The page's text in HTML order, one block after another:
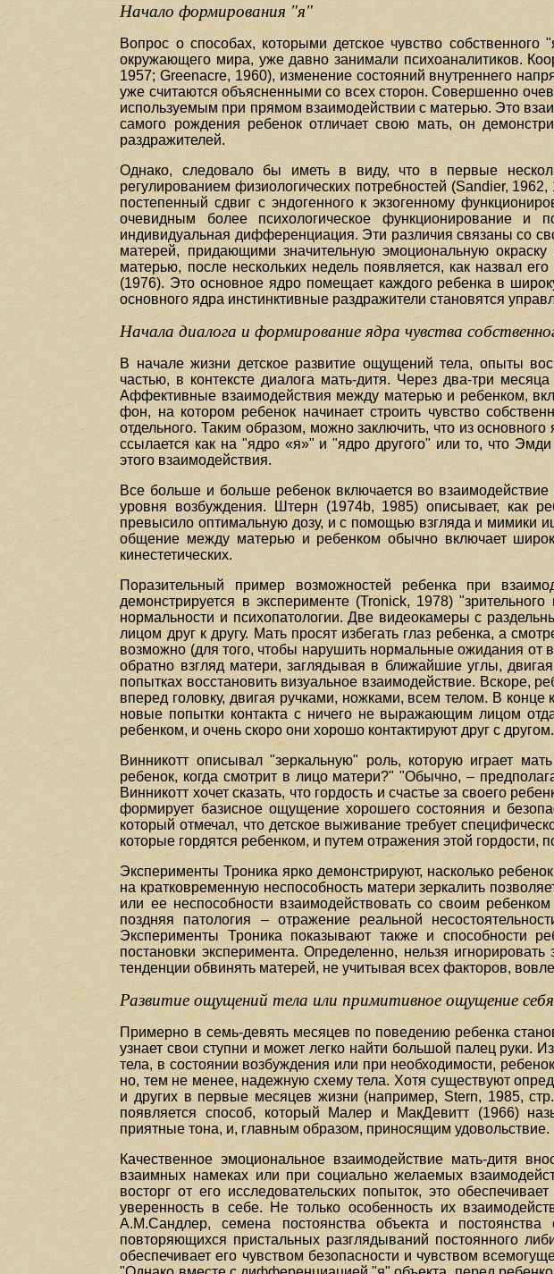
Начало формирования "я"
Вопрос о способах, которыми детское чувство
окружающего мира, уже давно занимали психоаналитиков.
1957; Greenacre, 1960), изменение состояний внутреннего
уже считаются объясненными со всех сторон. Совершенно
используемым при прямом взаимодействии с матерью. Это
самого рождения ребенок отличает свою мать, он
раздражителей.
Однако, следовало бы иметь в виду, что в первые
регулированием физиологических потребностей (Sandier,
постепенный сдвиг с эндогенного к экзогенному
очевидным более психологическое функционирование и
индивидуальная дифференциация. Эти различия связаны со
матерей, придающими значительную эмоциональную
матерью, после нескольких недель появляется, как назвал
(1976). Это основное ядро помещает каждого ребенка в
основного ядра инстинктивные раздражители становятся
Начала диалога и формирование ядра чувства
В начале жизни детское развитие ощущений тела, опыты
частью, в контексте диалога мать-дитя. Через два-три
Аффективные взаимодействия между матерью и ребенком,
фон, на котором ребенок начинает строить чувство
отдельного. Таким образом, можно заключить, что из
ссылается как на "ядро «я»" и "ядро другого" или то, что
этого взаимодействия.
Все больше и больше ребенок включается во
уровня возбуждения. Штерн (1974b, 1985) описывает, как
превысило оптимальную дозу, и с помощью взгляда и мимики
общение между матерью и ребенком обычно включает
кинестетических.
Поразительный пример возможностей ребенка при
демонстрируется в эксперименте (Tronick, 1978)
нормальности и психопатологии. Две видеокамеры с
лицом друг к другу. Мать просят избегать глаз ребенка, а
возможно (для того, чтобы нарушить нормальные ожидания от
обратно взгляд матери, заглядывая в ближайшие углы,
попытках восстановить визуальное взаимодействие. Вскоре,
вперед головку, двигая ручками, ножками, всем телом. В
новые попытки контакта с ничего не выражающим лицом
ребенком, и очень скоро они хорошо контактируют друг с другом.
Винникотт описывал "зеркальную" роль, которую играет
ребенок, когда смотрит в лицо матери?" "Обычно, –
Винникотт хочет сказать, что гордость и счастье за своего
формирует базисное ощущение хорошего состояния и
который отмечал, что детское выживание требует
которые гордятся ребенком, и путем отражения этой
Эксперименты Троника ярко демонстрируют, насколько
на кратковременную неспособность матери зеркалить
или ее неспособности взаимодействовать со своим
поздняя патология – отражение реальной
Эксперименты Троника показывают также и способности
постановки эксперимента. Определенно, нельзя
тенденции обвинять матерей, не учитывая всех факторов,
Развитие ощущений тела или примитивное ощущение себя
Примерно в семь-девять месяцев по поведению ребенка
узнает свои ступни и может легко найти большой палец руки.
тела, в состоянии возбуждения или при необходимости,
но, тем не менее, надежную схему тела. Хотя существуют
и других в первые месяцев жизни (например, Stern, 1985,
появляется способ, который Малер и МакДевитт (1966)
приятные тона, и, главным образом, приносящим удовольствие.
Качественное эмоциональное взаимодействие мать-дитя
взаимных намеках или при социально желаемых
восторг от его исследовательских попыток, это
уверенность в себе. Не только особенность их
А.М.Сандлер, семена постоянства объекта и
повторяющихся пристальных разглядываний постоянного
обеспечивает его чувством безопасности и чувством